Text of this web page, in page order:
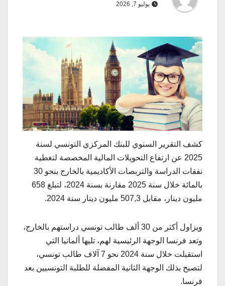
يوليو 7, 2026
كشف التقرير السنوي للبنك المركزي التونسي لسنة
2025 عن ارتفاع التحويلات المالية المخصصة لتغطية
نفقات الدراسة والتربصات الأكاديمية بالخارج بنحو 30
بالمائة خلال سنة 2025 مقارنة بسنة 2024، لتبلغ 658
مليون دينار، مقابل 507,3 مليون دينار سنة 2024.
ويزاول أكثر من 30 ألف طالب تونسي دراستهم بالخارج،
وتعد فرنسا الوجهة الرئيسية لهم، تليها ألمانيا التي
استقبلت خلال سنة 2024 نحو 7 آلاف طالب تونسي،
لتصبح بذلك الوجهة الثانية المفضلة للطلبة التونسيين بعد
فرنسا.